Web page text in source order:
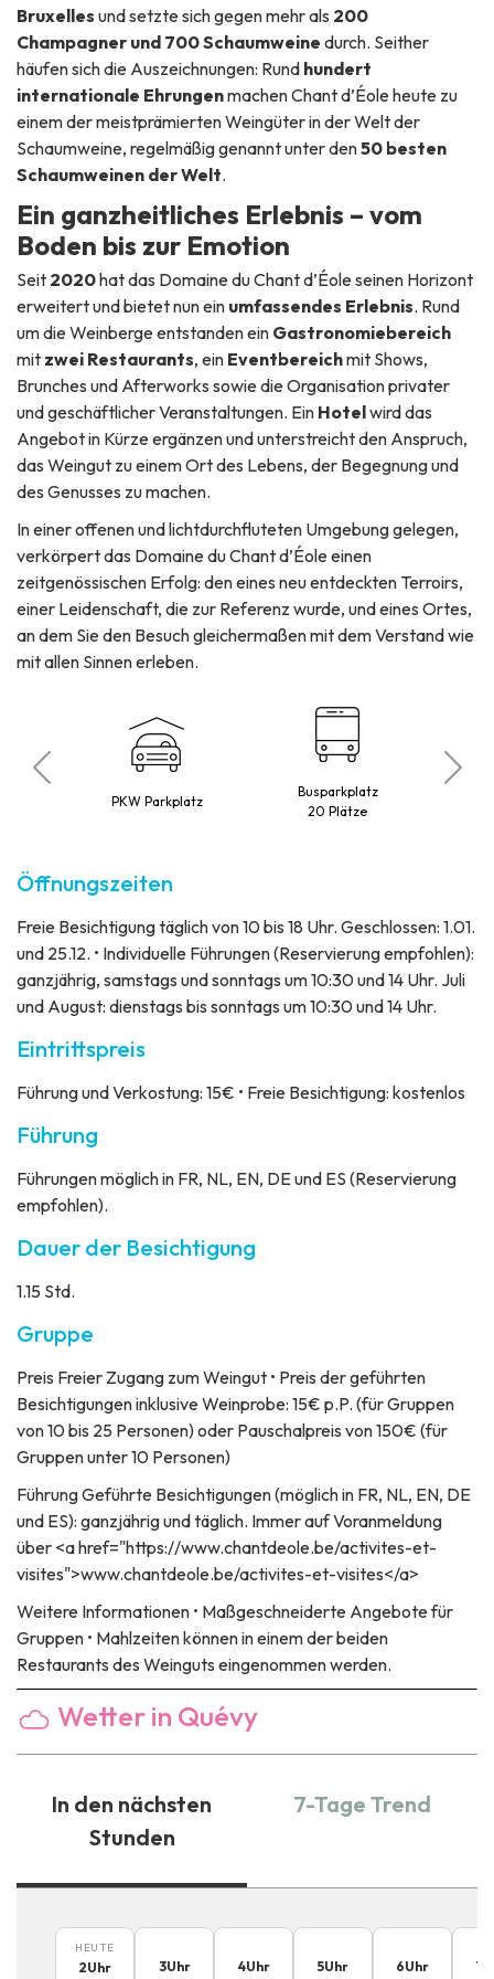
Bruxelles und setzte sich gegen mehr als 200
Champagner und 700 Schaumweine durch. Seither
häufen sich die Auszeichnungen: Rund hundert
internationale Ehrungenmachen Chant d’Éole heute zu
einem der meistprämierten Weingüter in der Welt der
Schaumweine, regelmäßig genannt unter den50 besten
Schaumweinen der Welt.
Ein ganzheitliches Erlebnis – vom
Boden bis zur Emotion
Seit 2020hat das Domaine du Chant d’Éole seinen Horizont
erweitert und bietet nun ein umfassendes Erlebnis. Rund
um die Weinberge entstanden ein Gastronomiebereich
mit zwei Restaurants, ein Eventbereichmit Shows,
Brunches und Afterworks sowie die Organisation privater
und geschäftlicher Veranstaltungen. Ein Hotelwird das
Angebot in Kürze ergänzen und unterstreicht den Anspruch,
das Weingut zu einem Ort des Lebens, der Begegnung und
des Genusses zu machen.
In einer offenen und lichtdurchfluteten Umgebung gelegen,
verkörpert das Domaine du Chant d’Éole einen
zeitgenössischen Erfolg: den eines neu entdeckten Terroirs,
einer Leidenschaft, die zur Referenz wurde, und eines Ortes,
an dem Sie den Besuch gleichermaßen mit dem Verstand wie
mit allen Sinnen erleben.
PKW Parkplatz
Busparkplatz
20 Plätze
Öffnungszeiten
Freie Besichtigung täglich von 10 bis 18 Uhr. Geschlossen: 1.01.
und 25.12. • Individuelle Führungen (Reservierung empfohlen):
ganzjährig, samstags und sonntags um 10:30 und 14 Uhr. Juli
und August: dienstags bis sonntags um 10:30 und 14 Uhr.
Eintrittspreis
Führung und Verkostung: 15€ • Freie Besichtigung: kostenlos
Führung
Führungen möglich in FR, NL, EN, DE und ES (Reservierung
empfohlen).
Dauer der Besichtigung
1.15 Std.
Gruppe
Preis Freier Zugang zum Weingut • Preis der geführten
Besichtigungen inklusive Weinprobe: 15€ p.P. (für Gruppen
von 10 bis 25 Personen) oder Pauschalpreis von 150€ (für
Gruppen unter 10 Personen)
FührungGeführte Besichtigungen (möglich in FR, NL, EN, DE
und ES): ganzjährig und täglich. Immer auf Voranmeldung
über <a href="https://www.chantdeole.be/activites-et-
visites">www.chantdeole.be/activites-et-visites</a>
Weitere Informationen • Maßgeschneiderte Angebote für
Gruppen • Mahlzeiten können in einem der beiden
Restaurants des Weinguts eingenommen werden.
Wetter in Quévy
In den nächsten
Stunden
7-Tage Trend
HEUTE
2Uhr 3Uhr 4Uhr 5Uhr 6Uhr 7